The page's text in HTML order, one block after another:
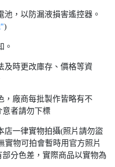
，以防漏液損害遙控器。
)
。
時更改庫存、價格等資
廠商每批製作皆略有不
意者請勿下標
一律實物拍攝(照片請勿盜
實物可拍會暫時用官方照片
分色差，實際商品以實物為